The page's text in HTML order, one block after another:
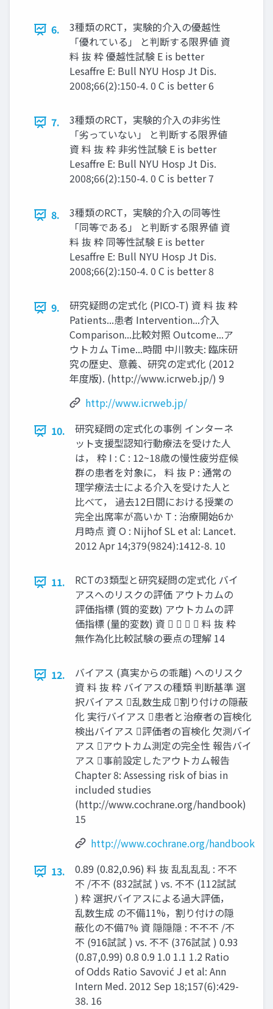
6.
3種類のRCT，実験的介⼊の優越性
「優れている」 と判断する限界値 資
料 抜 粋 優越性試験 E is better
Lesaffre E: Bull NYU Hosp Jt Dis.
2008;66(2):150-4. 0 C is better 6
7.
3種類のRCT，実験的介⼊の非劣性
「劣っていない」 と判断する限界値
資 料 抜 粋 非劣性試験 E is better
Lesaffre E: Bull NYU Hosp Jt Dis.
2008;66(2):150-4. 0 C is better 7
8.
3種類のRCT，実験的介⼊の同等性
「同等である」 と判断する限界値 資
料 抜 粋 同等性試験 E is better
Lesaffre E: Bull NYU Hosp Jt Dis.
2008;66(2):150-4. 0 C is better 8
9.
研究疑問の定式化 (PICO-T) 資 料 抜 粋
Patients...患者 Intervention...介⼊
Comparison...比較対照 Outcome...ア
ウトカム Time...時間 中川敦夫: 臨床研
究の歴史、意義、研究の定式化 (2012
年度版). (http://www.icrweb.jp/) 9
http://www.icrweb.jp/
10.
研究疑問の定式化の事例 インターネ
ット⽀援型認知⾏動療法を受けた人
は， 粋 I : C : 12~18歳の慢性疲労症候
群の患者を対象に， 料 抜 P : 通常の
理学療法⼠による介⼊を受けた人と
比べて， 過去12日間における授業の
完全出席率が高いか T : 治療開始6か
月時点 資 O : Nijhof SL et al: Lancet.
2012 Apr 14;379(9824):1412-8. 10
11.
RCTの3類型と研究疑問の定式化 バイ
アスへのリスクの評価 アウトカムの
評価指標 (質的変数) アウトカムの評
価指標 (量的変数) 資     料 抜 粋
無作為化比較試験の要点の理解 14
12.
バイアス (真実からの乖離) へのリスク
資 料 抜 粋 バイアスの種類 判断基準 選
択バイアス 乱数生成 割り付けの隠蔽
化 実⾏バイアス 患者と治療者の盲検化
検出バイアス 評価者の盲検化 欠測バイ
アス アウトカム測定の完全性 報告バイ
アス 事前設定したアウトカム報告
Chapter 8: Assessing risk of bias in
included studies
(http://www.cochrane.org/handbook)
15
http://www.cochrane.org/handbook
13.
0.89 (0.82,0.96) 料 抜 乱乱乱乱 : 不不
不 /不不 (832試試 ) vs. 不不 (112試試
) 粋 選択バイアスによる過大評価，
乱数生成 の不備11%，割り付けの隠
蔽化の不備7% 資 隠隠隠 : 不不不 /不
不 (916試試 ) vs. 不不 (376試試 ) 0.93
(0.87,0.99) 0.8 0.9 1.0 1.1 1.2 Ratio
of Odds Ratio Savović J et al: Ann
Intern Med. 2012 Sep 18;157(6):429-
38. 16